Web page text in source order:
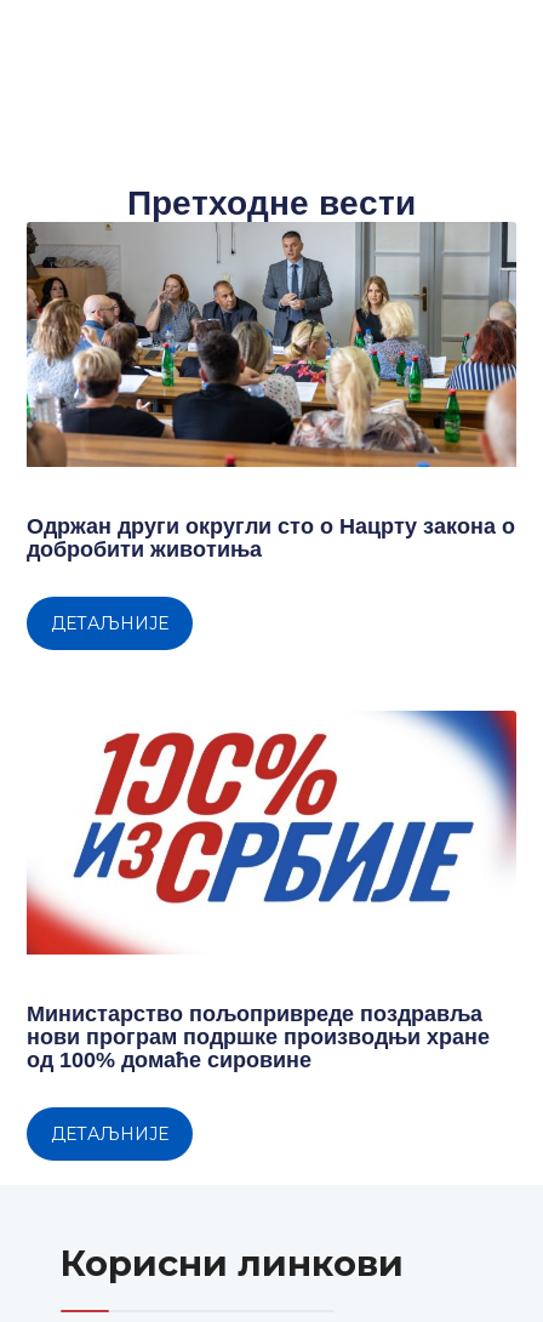
Претходне вести
Одржан други округли сто о Нацрту закона о
добробити животиња
ДЕТАЉНИЈЕ
Министарство пољопривреде поздравља
нови програм подршке производњи хране
од 100% домаће сировине
ДЕТАЉНИЈЕ
Корисни линкови